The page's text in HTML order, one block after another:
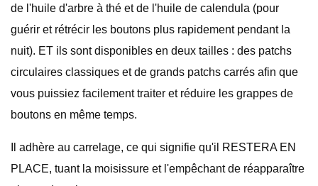
de l'huile d'arbre à thé et de l'huile de calendula (pour
guérir et rétrécir les boutons plus rapidement pendant la
nuit). ET ils sont disponibles en deux tailles : des patchs
circulaires classiques et de grands patchs carrés afin que
vous puissiez facilement traiter et réduire les grappes de
boutons en même temps.
Il adhère au carrelage, ce qui signifie qu'il RESTERA EN
PLACE, tuant la moisissure et l'empêchant de réapparaître